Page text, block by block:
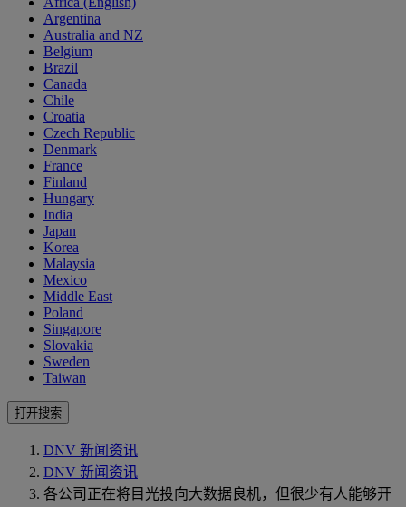
Argentina
Australia and NZ
Belgium
Brazil
Canada
Chile
Croatia
Czech Republic
Denmark
France
Finland
Hungary
India
Japan
Korea
Malaysia
Mexico
Middle East
Poland
Singapore
Slovakia
Sweden
Taiwan
打开搜索
DNV 新闻资讯
DNV 新闻资讯
各公司正在将目光投向大数据良机，但很少有人能够开